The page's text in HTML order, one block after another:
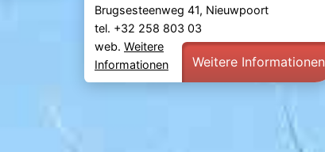
Brugsesteenweg 41, Nieuwpoort
tel. +32 258 803 03
web. Weitere
Informationen
Weitere Informationen